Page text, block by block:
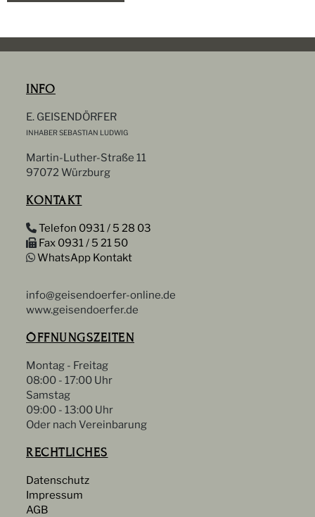
INFO
E. GEISENDÖRFER
INHABER SEBASTIAN LUDWIG
Martin-Luther-Straße 11
97072 Würzburg
KONTAKT
Telefon 0931 / 5 28 03
Fax 0931 / 5 21 50
WhatsApp Kontakt
info@geisendoerfer-online.de
www.geisendoerfer.de
ÖFFNUNGSZEITEN
Montag - Freitag
08:00 - 17:00 Uhr
Samstag
09:00 - 13:00 Uhr
Oder nach Vereinbarung
RECHTLICHES
Datenschutz
Impressum
AGB